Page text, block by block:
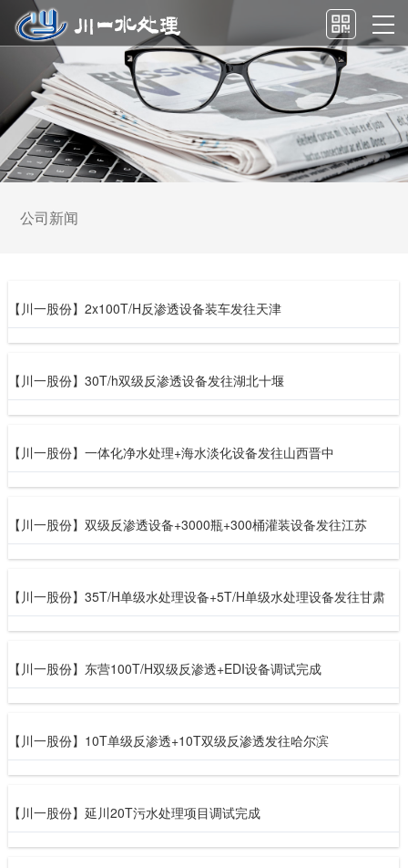
公司新闻
【川一股份】2x100T/H反渗透设备装车发往天津
【川一股份】30T/h双级反渗透设备发往湖北十堰
【川一股份】一体化净水处理+海水淡化设备发往山西晋中
【川一股份】双级反渗透设备+3000瓶+300桶灌装设备发往江苏
【川一股份】35T/H单级水处理设备+5T/H单级水处理设备发往甘肃
【川一股份】东营100T/H双级反渗透+EDI设备调试完成
【川一股份】10T单级反渗透+10T双级反渗透发往哈尔滨
【川一股份】延川20T污水处理项目调试完成